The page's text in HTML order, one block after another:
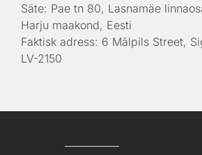
Säte: Pae tn 80, Lasnamäe
Harju maakond, Eesti
Faktisk adress: 6 Mālpils Street,
LV-2150